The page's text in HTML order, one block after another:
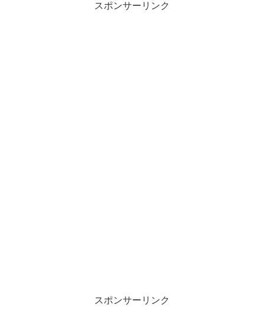
スポンサーリンク
スポンサーリンク